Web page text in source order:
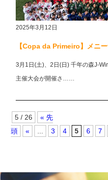
2025年3月12日
【Copa da Primeiro】メニ
3月1日(土)、2日(日) 千年の森J-
主催大会が開催さ……
5 / 26
« 先
頭
« 3 4 5 6 7